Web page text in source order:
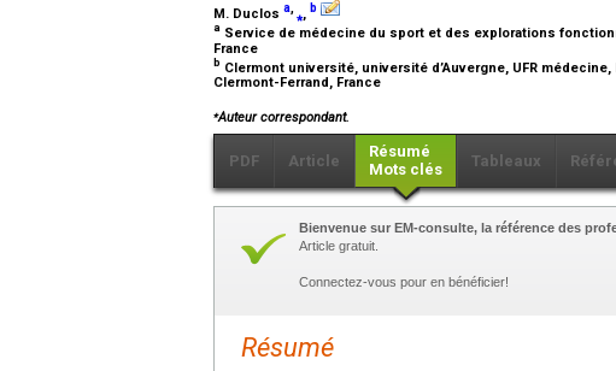
M. Duclos a,⁎, b
a Service de médecine du sport et des explorations
France
b Clermont université, université d’Auvergne, UFR médecine,
Clermont-Ferrand, France
⁎Auteur correspondant.
PDF Article
Résumé
Mots clés
Tableaux
Bienvenue sur EM-consulte, la référence des
Article gratuit.
Connectez-vous pour en bénéficier!
Résumé